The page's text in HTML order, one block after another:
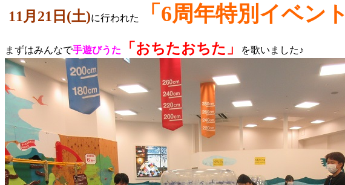
11月21日(土)に行われた 「6周年特別イベント
まずはみんなで手遊びうた 「おちたおちた」 を歌いました♪